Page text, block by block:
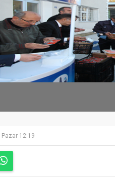
12:19